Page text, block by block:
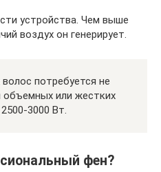
устройства. Чем выше
воздух он генерирует.
потребуется не
объемных или жестких
3000 Вт.
фен?